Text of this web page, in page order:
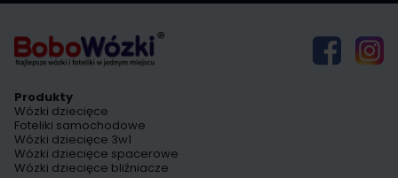
Produkty
Wózki dziecięce
Foteliki samochodowe
Wózki dziecięce 3w1
Wózki dziecięce spacerowe
Wózki dziecięce bliźniacze